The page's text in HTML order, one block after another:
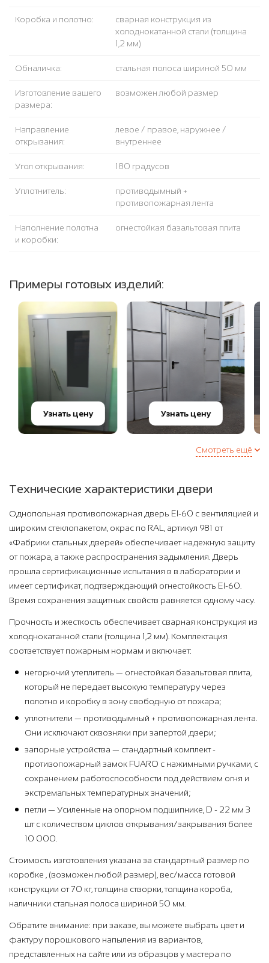
Коробка и полотно:
сварная конструкция из
холоднокатанной стали (толщина
1,2 мм)
Обналичка: стальная полоса шириной 50 мм
Изготовление вашего
размера:
возможен любой размер
Направление
открывания:
левое / правое, наружнее /
внутреннее
Угол открывания: 180 градусов
Уплотнитель:
противодымный +
противопожарная лента
Наполнение полотна
и коробки:
огнестойкая базальтовая плита
Примеры готовых изделий:
Узнать цену Узнать цену
Смотреть ещё
Технические характеристики двери
Однопольная противопожарная дверь EI-60 с вентиляцией и
широким стеклопакетом, окрас по RAL, артикул 981 от
«Фабрики стальных дверей» обеспечивает надежную защиту
от пожара, а также распространения задымления. Дверь
прошла сертификационные испытания в в лаборатории и
имеет сертификат, подтверждающий огнестойкость EI-60.
Время сохранения защитных свойств равняется одному часу.
Прочность и жесткость обеспечивает сварная конструкция из
холоднокатанной стали (толщина 1,2 мм). Комплектация
соответствует пожарным нормам и включает:
негорючий утеплитель — огнестойкая базальтовая плита,
который не передает высокую температуру через
полотно и коробку в зону свободную от пожара;
уплотнители — противодымный + противопожарная лента.
Они исключают сквозняки при запертой двери;
запорные устройства — стандартный комплект -
противопожарный замок FUARO с нажимными ручками, с
сохранением работоспособности под действием огня и
экстремальных температурных значений;
петли — Усиленные на опорном подшипнике, D - 22 мм 3
шт с количеством циклов открывания/закрывания более
10 000.
Стоимость изготовления указана за стандартный размер по
коробке , (возможен любой размер), вес/масса готовой
конструкции от 70 кг, толщина створки, толщина короба,
наличники стальная полоса шириной 50 мм.
Обратите внимание: при заказе, вы можете выбрать цвет и
фактуру порошкового напыления из вариантов,
представленных на сайте или из образцов у мастера по